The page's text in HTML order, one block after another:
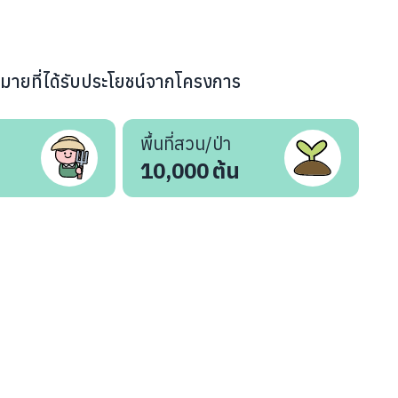
ายที่ได้รับประโยชน์จากโครงการ
พื้นที่สวน/ป่า
10,000ต้น